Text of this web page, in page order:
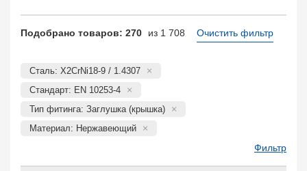
Бобышка
Заказать в 1 клик
Подобрано товаров: 270 из 1 708 Очистить фильтр
Сталь: X2CrNi18-9 / 1.4307
Стандарт: EN 10253-4
Тип фитинга: Заглушка (крышка)
Материал: Нержавеющий
Фильтр